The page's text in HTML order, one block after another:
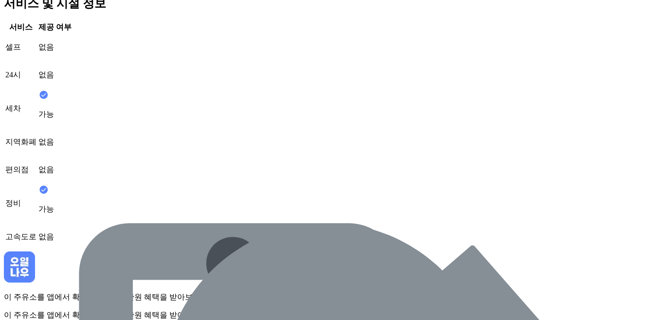
서비스 및 시설 정보
서비스 제공 여부
셀프 없음
24시 없음
세차
가능
지역화폐 없음
편의점 없음
정비
가능
고속도로 없음
이 주유소를 앱에서 확인하고 최대 1만원 혜택을 받아보세요
이 주유소를 앱에서 확인하고 최대 1만원 혜택을 받아보세요